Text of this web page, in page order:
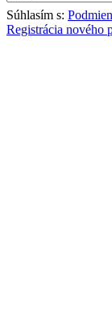
Súhlasím s:
Registrácia nového